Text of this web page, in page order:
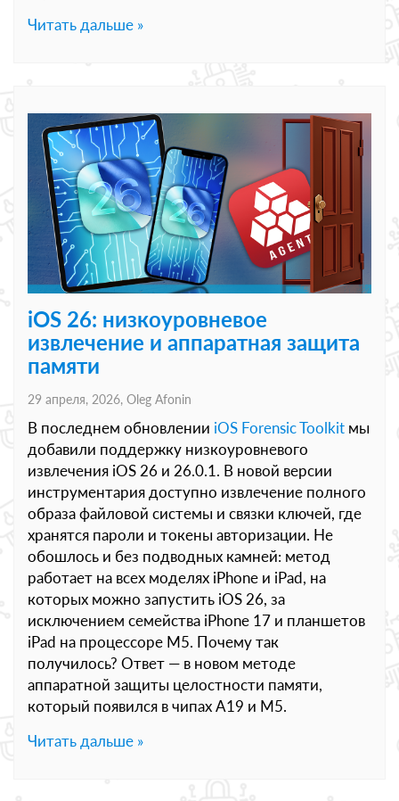
Читать дальше »
iOS 26: низкоуровневое
извлечение и аппаратная защита
памяти
29 апреля, 2026, Oleg Afonin
В последнем обновлении iOS Forensic Toolkit мы
добавили поддержку низкоуровневого
извлечения iOS 26 и 26.0.1. В новой версии
инструментария доступно извлечение полного
образа файловой системы и связки ключей, где
хранятся пароли и токены авторизации. Не
обошлось и без подводных камней: метод
работает на всех моделях iPhone и iPad, на
которых можно запустить iOS 26, за
исключением семейства iPhone 17 и планшетов
iPad на процессоре M5. Почему так
получилось? Ответ — в новом методе
аппаратной защиты целостности памяти,
который появился в чипах A19 и M5.
Читать дальше »